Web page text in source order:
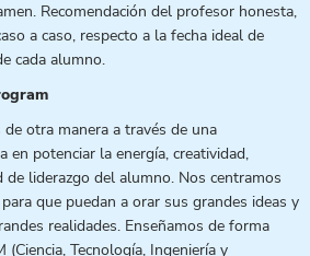
Recomendación del profesor honesta,
a caso, respecto a la fecha ideal de
cada alumno.
otra manera a través de una
en potenciar la energía, creatividad,
de liderazgo del alumno. Nos centramos
que puedan a orar sus grandes ideas y
realidades. Enseñamos de forma
(Ciencia, Tecnología, Ingeniería y